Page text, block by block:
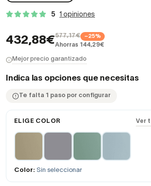
5 1 opiniones
432,88€577,17€ −25%
Ahorras 144,29€
Mejor precio garantizado
Indica las opciones que necesitas
Te falta 1 paso por configurar
ELIGE COLOR Ver
Color: Sin seleccionar